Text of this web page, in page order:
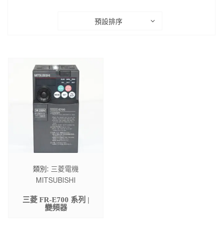
預設排序
類別: 三菱電機
MITSUBISHI
三菱 FR-E700 系列 |
變頻器